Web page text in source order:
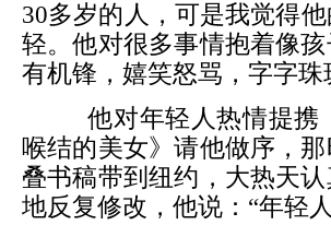
30多岁的人，可是我觉得
轻。他对很多事情抱着像
有机锋，嬉笑怒骂，字字
他对年轻人热情提携，
喉结的美女》请他做序，
叠书稿带到纽约，大热天
地反复修改，他说：“年轻